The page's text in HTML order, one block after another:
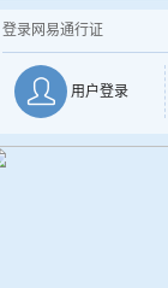
登录网易通行证
用户登录